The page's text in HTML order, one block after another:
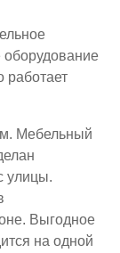
оборудование
работает
Мебельный
улицы.
Выгодное
на одной